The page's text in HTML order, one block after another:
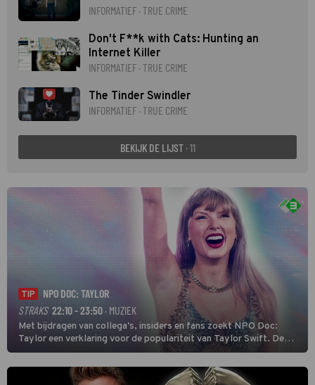
INFORMATIEF · TRUE CRIME
Don't F**k with Cats: Hunting an
Internet Killer
INFORMATIEF · TRUE CRIME
The Tinder Swindler
INFORMATIEF · TRUE CRIME
BEKIJK DE LIJST · 11
TIP
NPO DOC: TAYLOR
STRAKS 22:10 - 23:50 · MUZIEK
Met bijdragen van collega's, insiders en fans zoekt NPO Doc:
Taylor een verklaring voor de populariteit van Taylor Swift. De
singer-songwriter is een van de succesvolste sterren van onze tijd
en een inspiratie voor velen. (HH)